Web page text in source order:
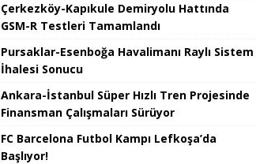
Çerkezköy-Kapıkule Demiryolu Hattında
GSM-R Testleri Tamamlandı
Pursaklar-Esenboğa Havalimanı Raylı Sistem
İhalesi Sonucu
Ankara-İstanbul Süper Hızlı Tren Projesinde
Finansman Çalışmaları Sürüyor
FC Barcelona Futbol Kampı Lefkoşa’da
Başlıyor!